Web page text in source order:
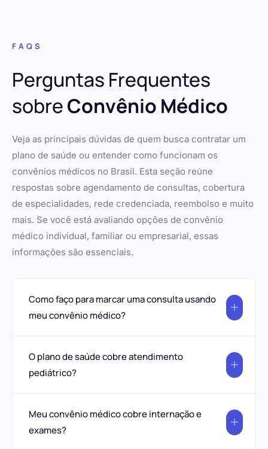
FAQS
Perguntas Frequentes
sobreConvênio Médico
Veja as principais dúvidas de quem busca contratar um
plano de saúde ou entender como funcionam os
convênios médicos no Brasil. Esta seção reúne
respostas sobre agendamento de consultas, cobertura
de especialidades, rede credenciada, reembolso e muito
mais. Se você está avaliando opções de convênio
médico individual, familiar ou empresarial, essas
informações são essenciais.
Como faço para marcar uma consulta usando
meu convênio médico?
O plano de saúde cobre atendimento
pediátrico?
Meu convênio médico cobre internação e
exames?